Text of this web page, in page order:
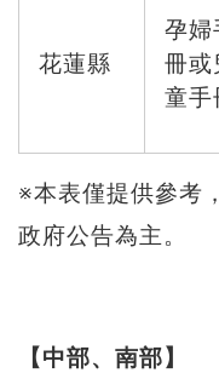
花蓮縣
孕婦
冊或
童手
※本表僅提供參考
政府公告為主。
【中部、南部】